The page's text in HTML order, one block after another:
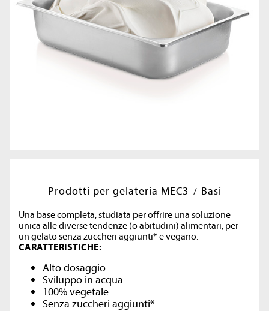
Prodotti per gelateria MEC3 Basi
Una base completa, studiata per offrire una soluzione
unica alle diverse tendenze (o abitudini) alimentari, per
un gelato senza zuccheri aggiunti* e vegano.
CARATTERISTICHE:
Alto dosaggio
Sviluppo in acqua
100% vegetale
Senza zuccheri aggiunti*